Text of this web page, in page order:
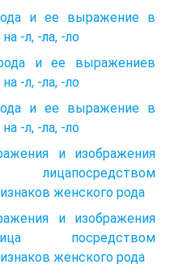
и ее выражение в
-л, -ла, -ло
и ее выражениев
-л, -ла, -ло
и ее выражение в
-л, -ла, -ло
и изображения
женского рода
и изображения
посредством
женского рода